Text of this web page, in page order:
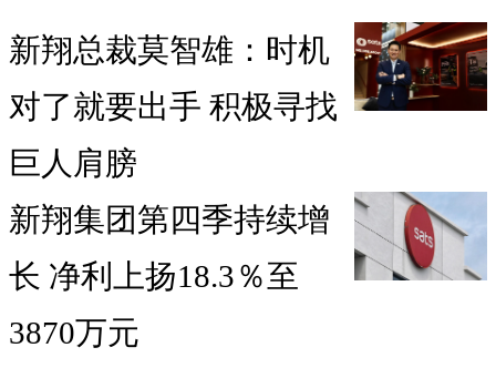
新翔总裁莫智雄：时机
对了就要出手 积极寻找
巨人肩膀
新翔集团第四季持续增
长 净利上扬18.3％至
3870万元